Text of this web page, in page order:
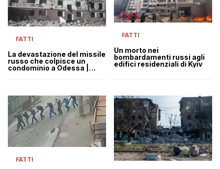
FATTI
La devastazione del missile
russo che colpisce un
condominio a Odessa |
FATTI
Un morto nei
bombardamenti russi agli
edifici residenziali di Kyiv
FATTI